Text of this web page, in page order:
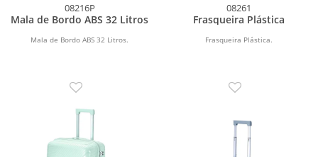
08216P
Mala de Bordo ABS 32 Litros
Mala de Bordo ABS 32 Litros.
08261
Frasqueira Plástica
Frasqueira Plástica.